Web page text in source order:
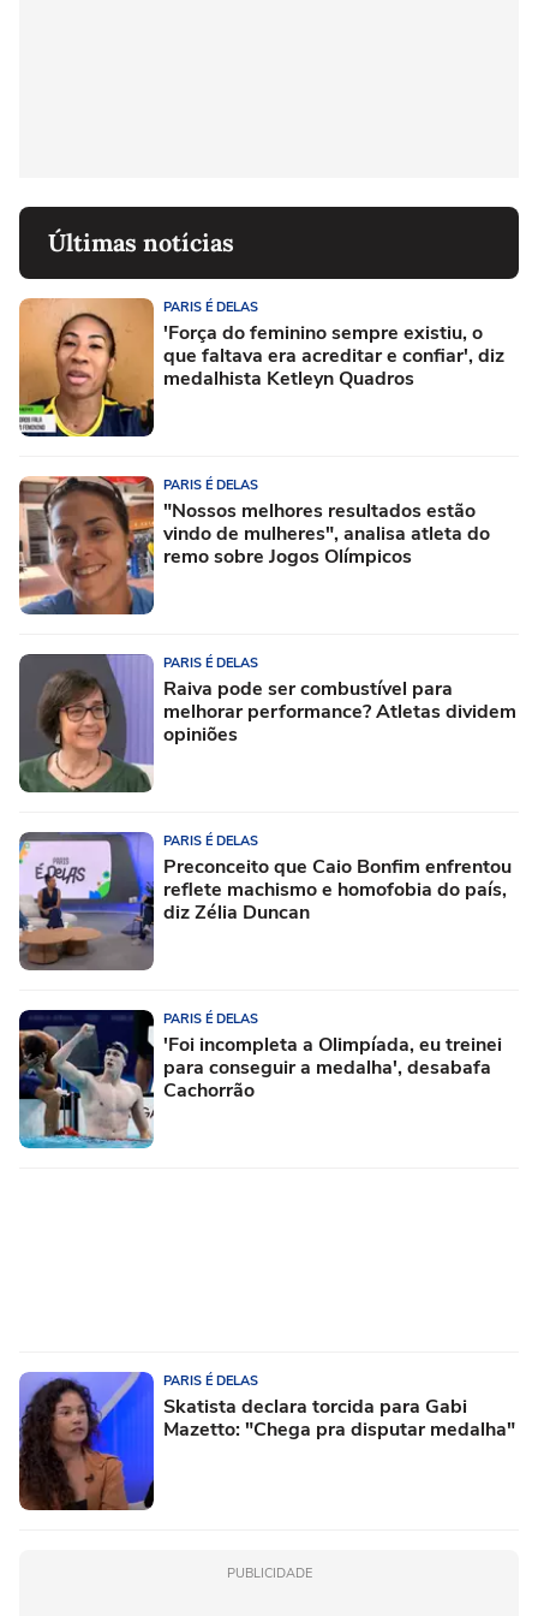
Últimas notícias
PARIS É DELAS
'Força do feminino sempre existiu, o
que faltava era acreditar e confiar', diz
medalhista Ketleyn Quadros
PARIS É DELAS
"Nossos melhores resultados estão
vindo de mulheres", analisa atleta do
remo sobre Jogos Olímpicos
PARIS É DELAS
Raiva pode ser combustível para
melhorar performance? Atletas dividem
opiniões
PARIS É DELAS
Preconceito que Caio Bonfim enfrentou
reflete machismo e homofobia do país,
diz Zélia Duncan
PARIS É DELAS
'Foi incompleta a Olimpíada, eu treinei
para conseguir a medalha', desabafa
Cachorrão
PARIS É DELAS
Skatista declara torcida para Gabi
Mazetto: "Chega pra disputar medalha"
PUBLICIDADE